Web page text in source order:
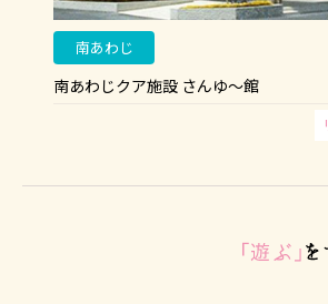
南あわじ
南あわじクア施設 さんゆ～館